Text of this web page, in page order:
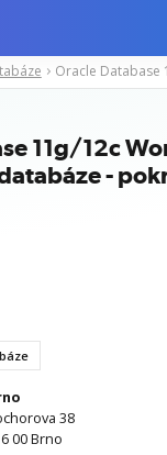
Odborné
11g/12c
-
38
00 Brno